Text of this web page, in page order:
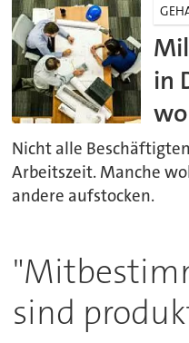
in
Nicht alle
Arbeitszeit. Manche
andere aufstocken.
sind